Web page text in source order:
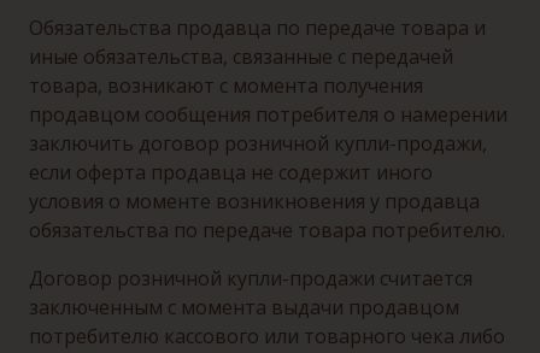
Обязательства продавца по передаче товара и
иные обязательства, связанные с передачей
товара, возникают с момента получения
продавцом сообщения потребителя о намерении
заключить договор розничной купли-продажи,
если оферта продавца не содержит иного
условия о моменте возникновения у продавца
обязательства по передаче товара потребителю.
Договор розничной купли-продажи считается
заключенным с момента выдачи продавцом
потребителю кассового или товарного чека либо